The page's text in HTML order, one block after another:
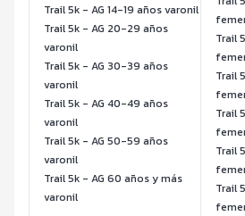
Trail 5k - AG 14-19 años varonil
Trail 5k - AG 20-29 años
varonil
Trail 5k - AG 30-39 años
varonil
Trail 5k - AG 40-49 años
varonil
Trail 5k - AG 50-59 años
varonil
Trail 5k - AG 60 años y más
varonil
Trail
Trail
Trail
Trail
Trail